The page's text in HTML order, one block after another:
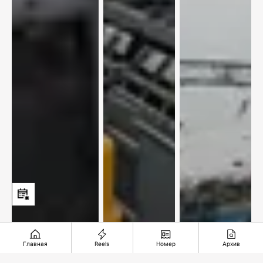
Главная Reels Номер Архив